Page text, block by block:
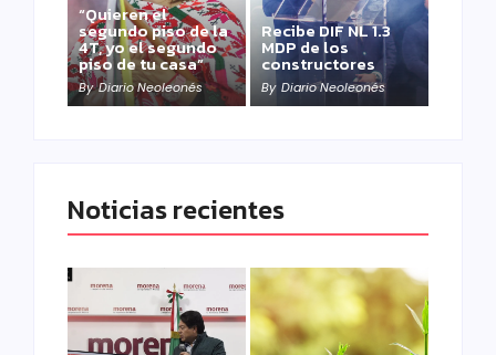
“Quieren el
segundo piso de la
4T, yo el segundo
piso de tu casa”
By Diario Neoleonés
Recibe DIF NL 1.3
MDP de los
constructores
By Diario Neoleonés
Noticias recientes